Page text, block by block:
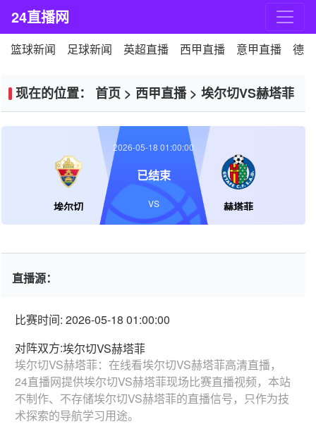
24直播网
篮球新闻 足球新闻 英超直播 西甲直播 意甲直播 德
现在的位置： 首页 > 西甲直播> 埃尔切VS赫塔菲
埃尔切 赫塔菲
2026-05-18 01:00:00
已结束
VS
直播源：
比赛时间: 2026-05-18 01:00:00
对阵双方:埃尔切VS赫塔菲
埃尔切VS赫塔菲：在线看埃尔切VS赫塔菲高清直播，
24直播网提供埃尔切VS赫塔菲现场比赛直播视频，本站
不制作、不存储埃尔切VS赫塔菲的直播信号，只作为技
术探索的导航学习用途。